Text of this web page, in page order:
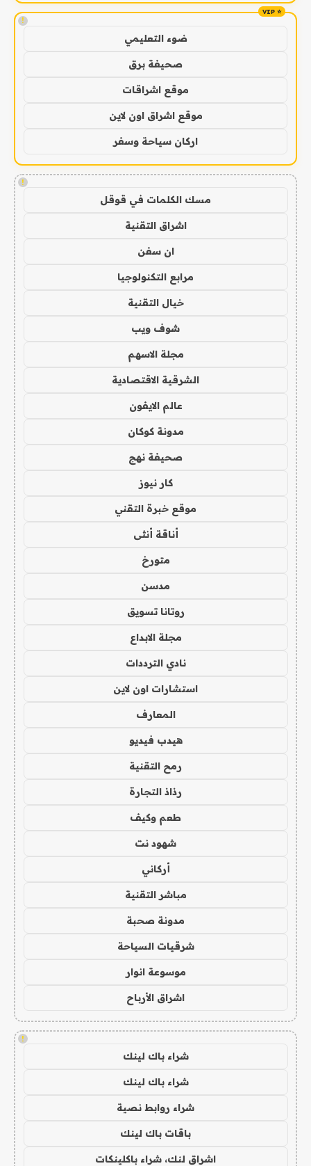
!
ضوء التعليمي
صحيفة برق
موقع اشراقات
موقع اشراق اون لاين
اركان سياحة وسفر
!
مسك الكلمات في قوقل
اشراق التقنية
ان سفن
مرابع التكنولوجيا
خيال التقنية
شوف ويب
مجلة الاسهم
الشرقية الاقتصادية
عالم الايفون
مدونة كوكان
صحيفة نهج
كار نيوز
موقع خبرة التقني
أناقة أنثى
متورخ
مدسن
روتانا تسويق
مجلة الابداع
نادي الترددات
استشارات اون لاين
المعارف
هيدب فيديو
رمح التقنية
رذاذ التجارة
طعم وكيف
شهود نت
أركاني
مباشر التقنية
مدونة صحبة
شرقيات السياحة
موسوعة انوار
اشراق الأرباح
!
شراء باك لينك
شراء باك لينك
شراء روابط نصية
باقات باك لينك
اشراق لنك، شراء باكلينكات